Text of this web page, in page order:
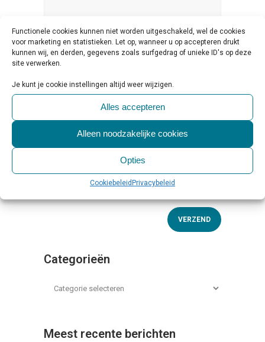
Functionele cookies kunnen niet worden uitgeschakeld, wel de cookies
voor marketing en statistieken. Let op, wanneer u op accepteren drukt
kunnen wij, en derden, gegevens zoals surfgedrag of unieke ID's op deze
site verwerken.
Je kunt je cookie instellingen altijd weer wijzigen.
Alles accepteren
Alleen noodzakelijke cookies
Opties
CookiebeleidPrivacybeleid
Categorieën
Meest recente berichten